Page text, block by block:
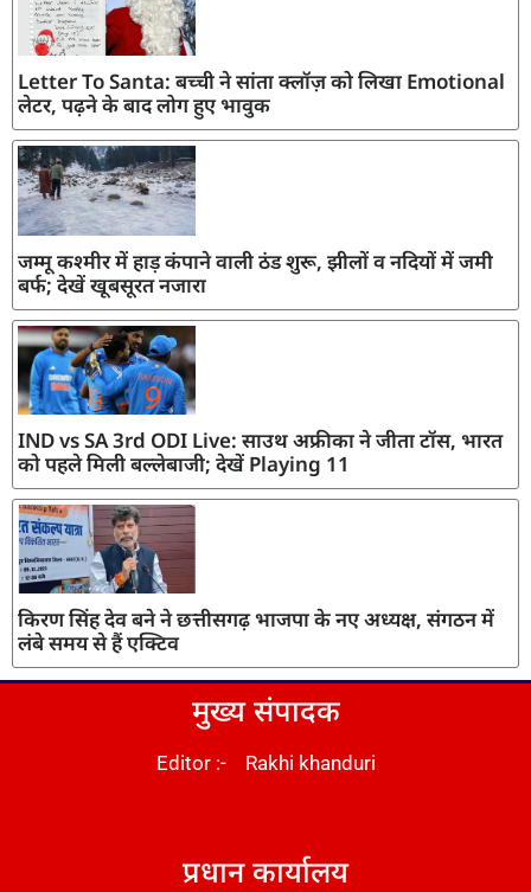
Letter To Santa: बच्ची ने सांता क्लॉज़ को लिखा Emotional
लेटर, पढ़ने के बाद लोग हुए भावुक
जम्मू कश्मीर में हाड़ कंपाने वाली ठंड शुरू, झीलों व नदियों में जमी
बर्फ; देखें खूबसूरत नजारा
IND vs SA 3rd ODI Live: साउथ अफ्रीका ने जीता टॉस, भारत
को पहले मिली बल्लेबाजी; देखें Playing 11
किरण सिंह देव बने ने छत्तीसगढ़ भाजपा के नए अध्यक्ष, संगठन में
लंबे समय से हैं एक्टिव
मुख्य संपादक
Editor :- Rakhi khanduri
प्रधान कार्यालय